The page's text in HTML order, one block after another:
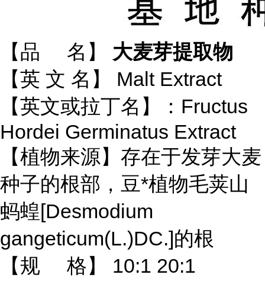
【品 名】 大麦芽提取物
【英 文 名】 Malt Extract
【英文或拉丁名】：Fructus
Hordei Germinatus Extract
【植物来源】存在于发芽大麦
种子的根部，豆*植物毛荚山
蚂蝗[Desmodium
gangeticum(L.)DC.]的根
【规 格】 10:1 20:1